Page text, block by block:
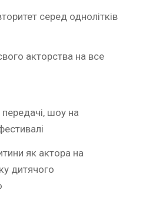
серед однолітків
акторства на все
шоу на
як актора на
дитячого